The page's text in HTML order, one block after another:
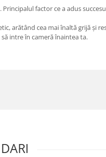
factor ce a adus
arătând cea mai înaltă grijă și
intre în cameră înaintea ta.